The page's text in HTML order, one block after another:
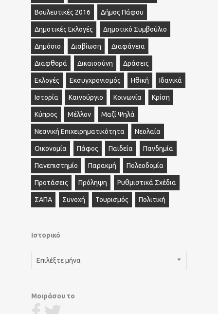
Βουλευτικές 2016 Δήμος Πάφου
Δημοτικές Εκλογές Δημοτικό Συμβούλιο
Δημόσιο Διαβίωση Διαφάνεια
Διαφθορά Δικαιοσύνη Δράσεις
Εκλογές Εκσυγχρονισμός Ηθική Ιδανικά
Ιστορία Καινούργιο Κοινωνία Κρίση
Κύπρος Μέλλον Μαζί Ψηλά
Νεανική Επιχειρηματικότητα Νεολαία
Οικονομία Πάφος Παιδεία Πανδημία
Πανεπιστημίο Παρακμή Πολεοδομία
Προτάσεις Πρόληψη Ρυθμιστικά Σχέδια
ΣΑΠΑ Συνοχή Τουρισμός Πολιτική
Ιστορικό
Επιλέξτε μήνα
Μοιράσου το